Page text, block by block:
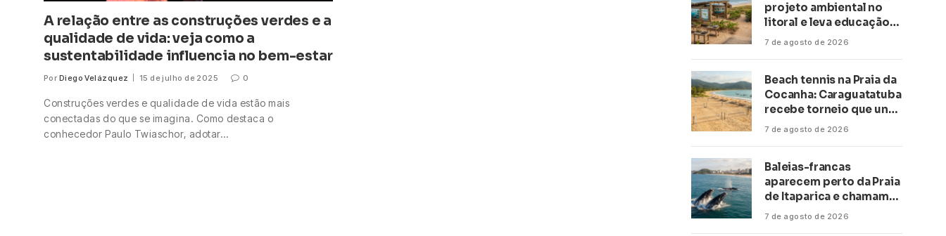
A relação entre as construções verdes e a
qualidade de vida: veja como a
sustentabilidade influencia no bem-estar
Por Diego Velázquez 15 de julho de 2025 0
Construções verdes e qualidade de vida estão mais
conectadas do que se imagina. Como destaca o
conhecedor Paulo Twiaschor, adotar…
projeto ambiental no
litoral e leva educação
climática a escolas de 16
7 de agosto de 2026
Beach tennis na Praia da
Cocanha: Caraguatatuba
recebe torneio que une
esporte, lazer e mar
7 de agosto de 2026
Baleias-francas
aparecem perto da Praia
de Itaparica e chamam
atenção no litoral do
7 de agosto de 2026